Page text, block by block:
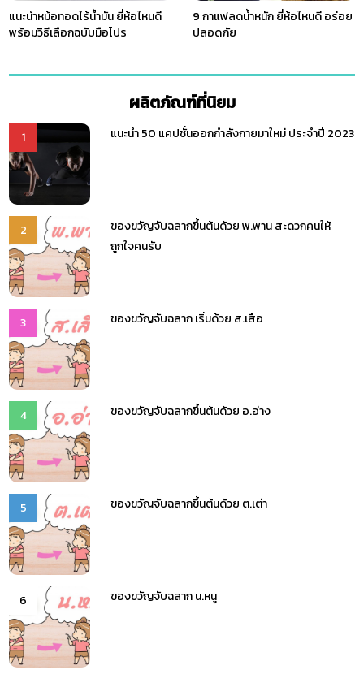
แนะนำหม้อทอดไร้น้ำมัน ยี่ห้อไหนดี
พร้อมวิธีเลือกฉบับมือโปร
9 กาแฟลดน้ำหนัก ยี่ห้อไหนดี อร่อย
ปลอดภัย
ผลิตภัณฑ์ที่นิยม
1 แนะนำ 50 แคปชั่นออกกำลังกายมาใหม่ ประจำปี 2023
2
ของขวัญจับฉลากขึ้นต้นด้วย พ.พาน สะดวกคนให้
ถูกใจคนรับ
3 ของขวัญจับฉลาก เริ่มด้วย ส.เสือ
4 ของขวัญจับฉลากขึ้นต้นด้วย อ.อ่าง
5 ของขวัญจับฉลากขึ้นต้นด้วย ต.เต่า
6 ของขวัญจับฉลาก น.หนู